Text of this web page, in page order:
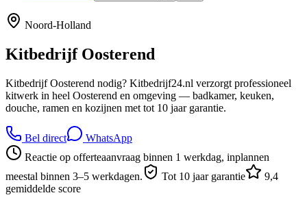
Noord-Holland
Kitbedrijf Oosterend
Kitbedrijf Oosterend nodig? Kitbedrijf24.nl verzorgt professioneel
kitwerk in heel Oosterend en omgeving — badkamer, keuken,
douche, ramen en kozijnen met tot 10 jaar garantie.
Bel direct
WhatsApp
Reactie op offerteaanvraag binnen 1 werkdag, inplannen
meestal binnen 3–5 werkdagen.
Tot 10 jaar garantie
9,4
gemiddelde score